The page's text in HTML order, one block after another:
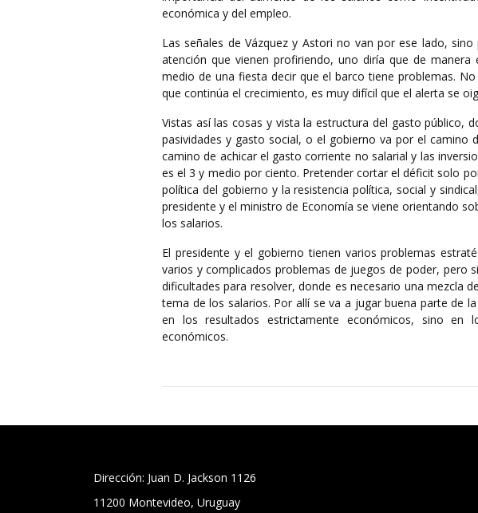
económica y del empleo.
Las señales de Vázquez y Astori no van por ese lado,
atención que vienen profiriendo, uno diría que de
medio de una fiesta decir que el barco tiene problemas.
que continúa el crecimiento, es muy difícil que el alerta se
Vistas así las cosas y vista la estructura del gasto público,
pasividades y gasto social, o el gobierno va por el
camino de achicar el gasto corriente no salarial y las
es el 3 y medio por ciento. Pretender cortar el déficit solo
política del gobierno y la resistencia política, social y
presidente y el ministro de Economía se viene orientando
los salarios.
El presidente y el gobierno tienen varios problemas
varios y complicados problemas de juegos de poder, pero
dificultades para resolver, donde es necesario una mezcla
tema de los salarios. Por allí se va a jugar buena parte de
en los resultados estrictamente económicos, sino en
económicos.
Dirección: Juan D. Jackson 1126
11200 Montevideo, Uruguay